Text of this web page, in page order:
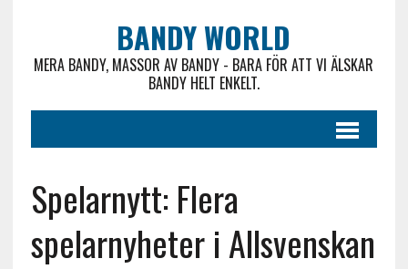
BANDY WORLD
MERA BANDY, MASSOR AV BANDY - BARA FÖR ATT VI ÄLSKAR
BANDY HELT ENKELT.
Spelarnytt: Flera
spelarnyheter i Allsvenskan